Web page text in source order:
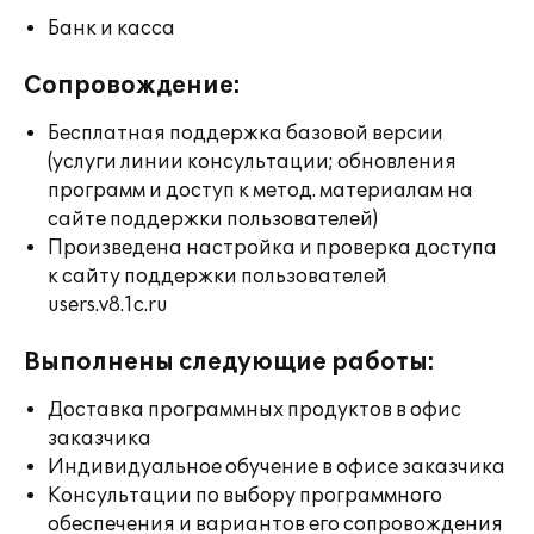
Банк и касса
Сопровождение:
Бесплатная поддержка базовой версии
(услуги линии консультации; обновления
программ и доступ к метод. материалам на
сайте поддержки пользователей)
Произведена настройка и проверка доступа
к сайту поддержки пользователей
users.v8.1c.ru
Выполнены следующие работы:
Доставка программных продуктов в офис
заказчика
Индивидуальное обучение в офисе заказчика
Консультации по выбору программного
обеспечения и вариантов его сопровождения